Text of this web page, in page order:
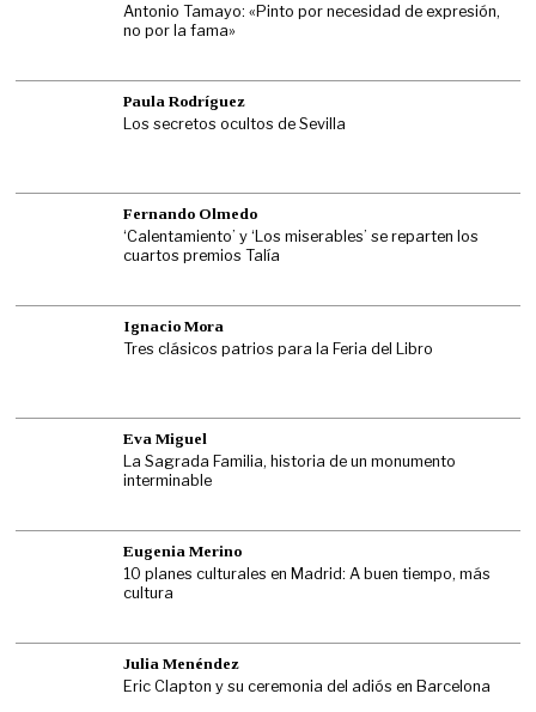
Antonio Tamayo: «Pinto por necesidad de expresión,
no por la fama»
Paula Rodríguez
Los secretos ocultos de Sevilla
Fernando Olmedo
‘Calentamiento’ y ‘Los miserables’ se reparten los
cuartos premios Talía
Ignacio Mora
Tres clásicos patrios para la Feria del Libro
Eva Miguel
La Sagrada Familia, historia de un monumento
interminable
Eugenia Merino
10 planes culturales en Madrid: A buen tiempo, más
cultura
Julia Menéndez
Eric Clapton y su ceremonia del adiós en Barcelona